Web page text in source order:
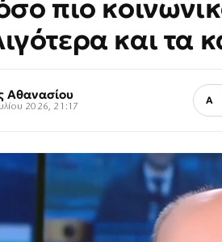
πιο
και τα
Αθανασίου
2026, 21:17
Α